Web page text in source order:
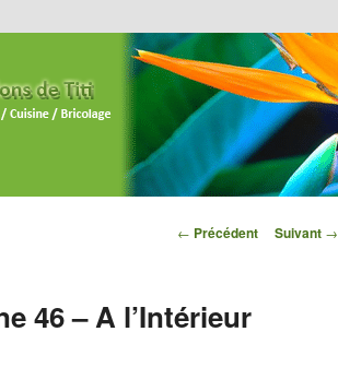
Navigation des
← Précédent Suivant →
46 – A l’Intérieur